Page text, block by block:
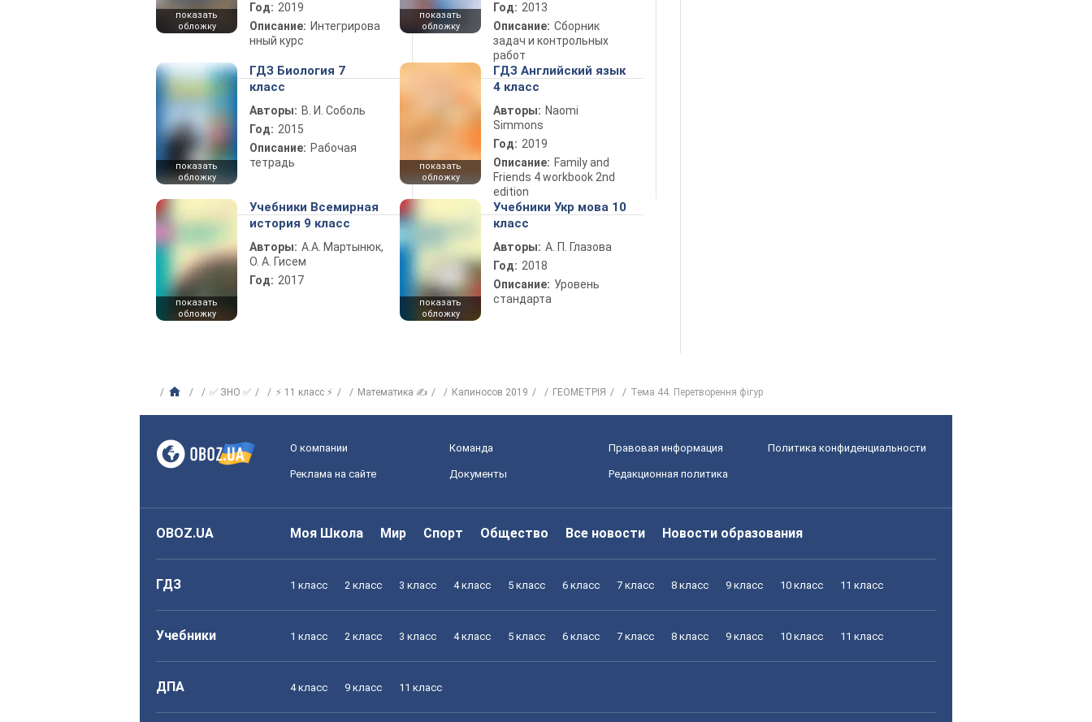
показать
обложку
Год: 2019
Описание: Интегрирова
нный курс
показать
обложку
Год: 2013
Описание: Сборник
задач и контрольных
работ
показать
обложку
ГДЗ Биология 7
класс
Авторы: В. И. Соболь
Год: 2015
Описание: Рабочая
тетрадь
показать
обложку
ГДЗ Английский язык
4 класс
Авторы: Naomi
Simmons
Год: 2019
Описание: Family and
Friends 4 workbook 2nd
edition
показать
обложку
Учебники Всемирная
история 9 класс
Авторы: А.А. Мартынюк,
О. А. Гисем
Год: 2017
показать
обложку
Учебники Укр мова 10
класс
Авторы: А. П. Глазова
Год: 2018
Описание: Уровень
стандарта
✅ ЗНО ✅ ⚡ 11 класс ⚡ Математика ✍ Капиносов 2019 ГЕОМЕТРІЯ Тема 44. Перетворення фігур
О компании Команда Правовая информация Политика конфиденциальности
Реклама на сайте Документы Редакционная политика
OBOZ.UA Моя Школа Мир Спорт Общество Все новости Новости образования
ГДЗ 1 класс 2 класс 3 класс 4 класс 5 класс 6 класс 7 класс 8 класс 9 класс 10 класс 11 класс
Учебники 1 класс 2 класс 3 класс 4 класс 5 класс 6 класс 7 класс 8 класс 9 класс 10 класс 11 класс
ДПА 4 класс 9 класс 11 класс